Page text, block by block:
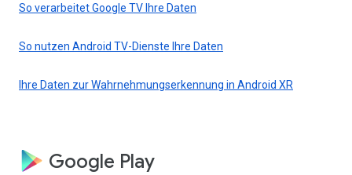
So verarbeitet Google TV Ihre Daten
So nutzen Android TV-Dienste Ihre Daten
Ihre Daten zur Wahrnehmungserkennung in Android XR
Google Play